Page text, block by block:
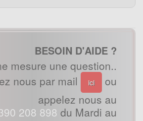
BESOIN D'AIDE ?
mesure une question..
nous par mail
ici
ou
appelez nous au
208 898 du Mardi au